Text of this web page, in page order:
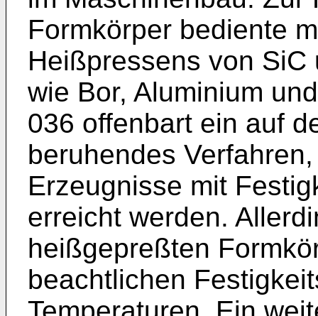
Formkörper bediente
Heißpressens von
wie Bor, Aluminium
036 offenbart ein auf
beruhendes
Erzeugnisse mit
erreicht werden.
heißgepreßten
beachtlichen